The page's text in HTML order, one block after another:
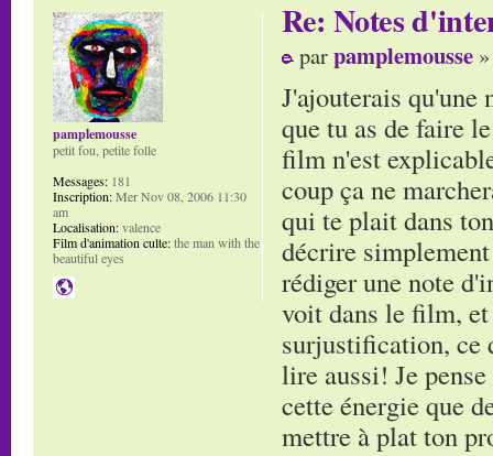
Re: Notes
parpamplemousse
J'ajouterais qu'une
que tu as de faire
film n'est
coup ça ne
qui te plait dans
décrire
rédiger une note
voit dans le film,
surjustification, ce
lire aussi! Je
cette énergie que
mettre à plat ton
pamplemousse
petit fou, petite folle
Messages: 181
Inscription:Mer Nov 08, 2006 11:30
am
Localisation:valence
Film d'animation culte:the man with the
beautiful eyes